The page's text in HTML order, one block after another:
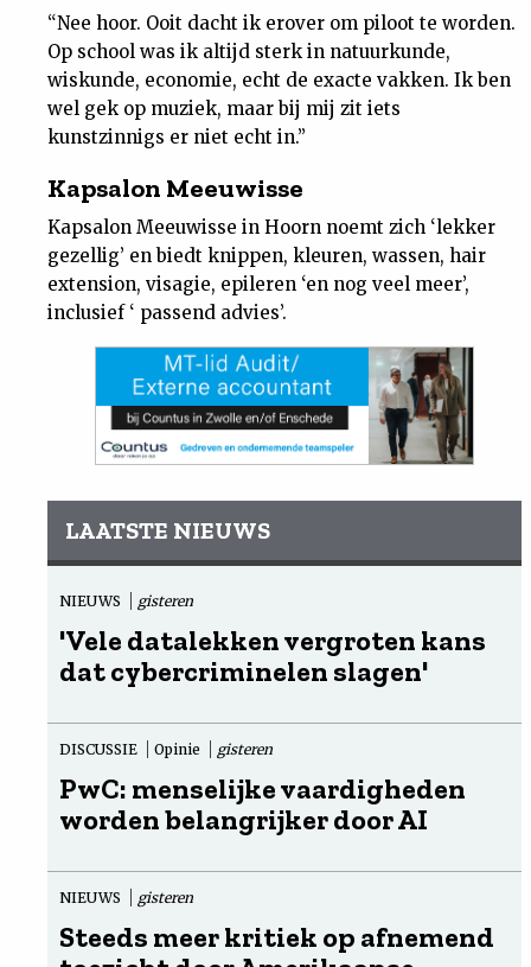
“Nee hoor. Ooit dacht ik erover om piloot te worden.
Op school was ik altijd sterk in natuurkunde,
wiskunde, economie, echt de exacte vakken. Ik ben
wel gek op muziek, maar bij mij zit iets
kunstzinnigs er niet echt in.”
Kapsalon Meeuwisse
Kapsalon Meeuwisse in Hoorn noemt zich ‘lekker
gezellig’ en biedt knippen, kleuren, wassen, hair
extension, visagie, epileren ‘en nog veel meer’,
inclusief ‘ passend advies’.
LAATSTE NIEUWS
NIEUWS gisteren
'Vele datalekken vergroten kans
dat cybercriminelen slagen'
DISCUSSIE Opinie gisteren
PwC: menselijke vaardigheden
worden belangrijker door AI
NIEUWS gisteren
Steeds meer kritiek op afnemend